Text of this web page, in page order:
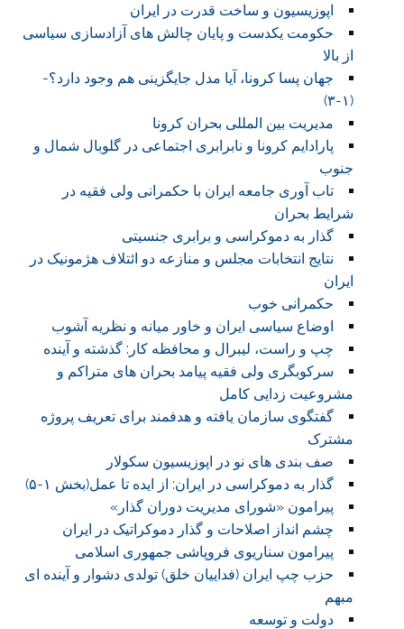
اپوزیسیون و ساخت قدرت در ایران
حکومت یکدست و پایان چالش های آزادسازی سیاسی
از بالا
جهان پسا کرونا، آیا مدل جایگزینی هم وجود دارد؟-
(۱-۳)
مدیریت بین المللی بحران کرونا
پارادایم کرونا و نابرابری اجتماعی در گلوبال شمال و
جنوب
تاب آوری جامعه ایران با حکمرانی ولی فقیه در
شرایط بحران
گذار به دموکراسی و برابری جنسیتی
نتایج انتخابات مجلس و منازعه دو ائتلاف هژمونیک در
ایران
حکمرانی خوب
اوضاع سیاسی ایران و خاور میانه و نظریه آشوب
چپ و راست، لیبرال و محافظه کار: گذشته و آینده
سرکوبگری ولی فقیه پیامد بحران های متراکم و
مشروعیت زدایی کامل
گفتگوی سازمان یافته و هدفمند برای تعریف پروژه
مشترک
صف بندی های نو در اپوزیسیون سکولار
گذار به دموکراسی در ایران: از ایده تا عمل(بخش ۱-۵)
پیرامون «شورای مدیریت دوران گذار»
چشم انداز اصلاحات و گذار دموکراتیک در ایران
پیرامون سناریوی فروپاشی جمهوری اسلامی
حزب چپ ایران (فداییان خلق) تولدی دشوار و آینده ای
مبهم
دولت و توسعه